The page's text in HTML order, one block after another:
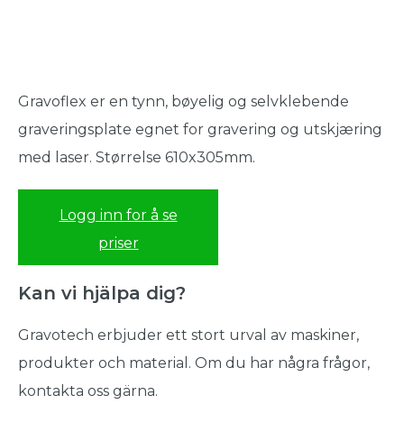
Gravoflex er en tynn, bøyelig og selvklebende
graveringsplate egnet for gravering og utskjæring
med laser. Størrelse 610x305mm.
Logg inn for å se
priser
Kan vi hjälpa dig?
Gravotech erbjuder ett stort urval av maskiner,
produkter och material. Om du har några frågor,
kontakta oss gärna.